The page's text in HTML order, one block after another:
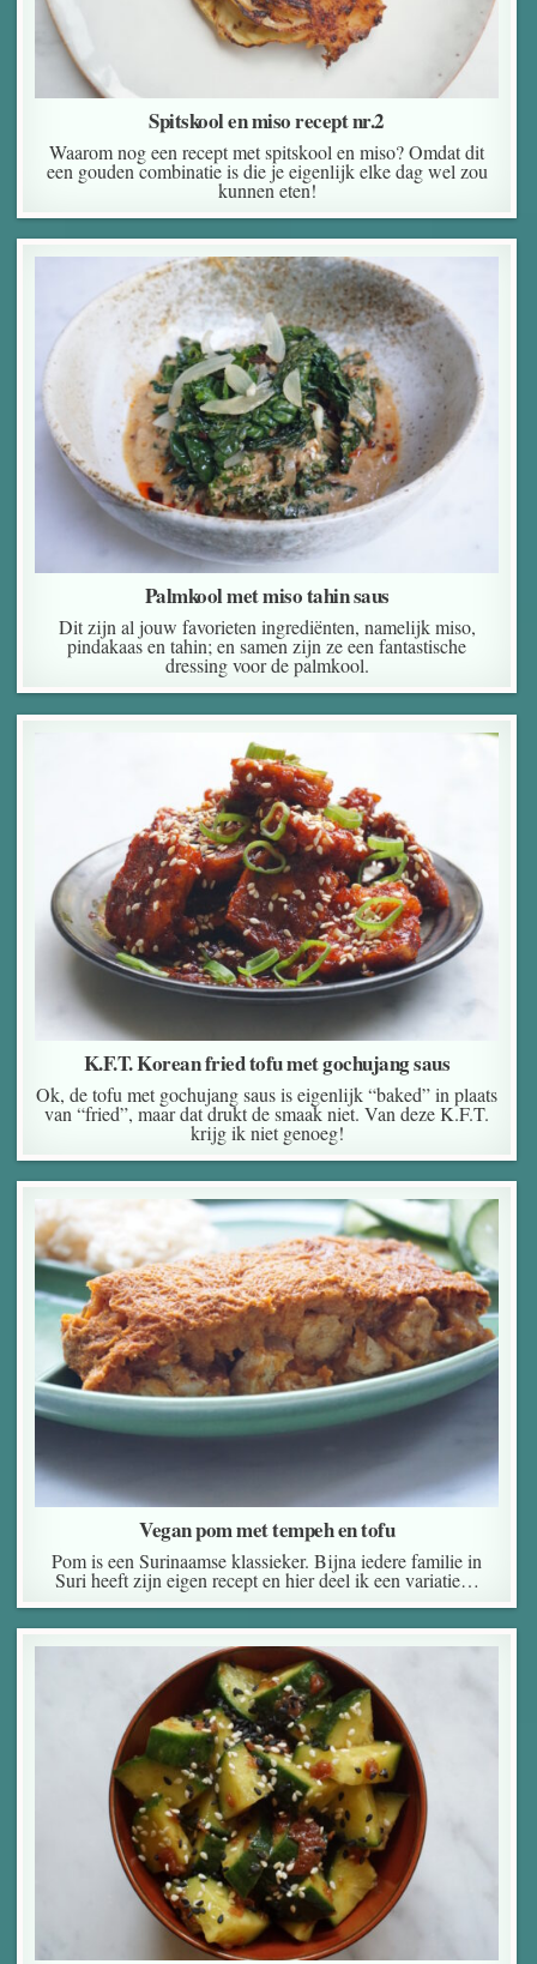
Spitskool en miso recept nr.2
Waarom nog een recept met spitskool en miso? Omdat dit
een gouden combinatie is die je eigenlijk elke dag wel zou
kunnen eten!
Palmkool met miso tahin saus
Dit zijn al jouw favorieten ingrediënten, namelijk miso,
pindakaas en tahin; en samen zijn ze een fantastische
dressing voor de palmkool.
K.F.T. Korean fried tofu met gochujang saus
Ok, de tofu met gochujang saus is eigenlijk “baked” in plaats
van “fried”, maar dat drukt de smaak niet. Van deze K.F.T.
krijg ik niet genoeg!
Vegan pom met tempeh en tofu
Pom is een Surinaamse klassieker. Bijna iedere familie in
Suri heeft zijn eigen recept en hier deel ik een variatie…